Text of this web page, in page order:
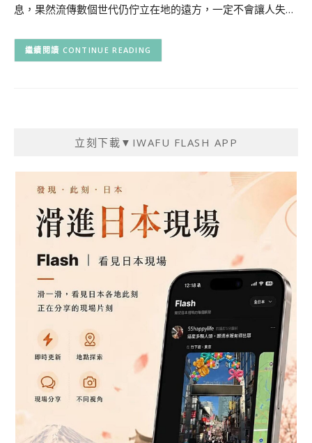
息，果然流傳數個世代仍佇立在地的遠方，一定不會讓人失…
CONTINUE READING
立刻下載▼IWAFU FLASH APP